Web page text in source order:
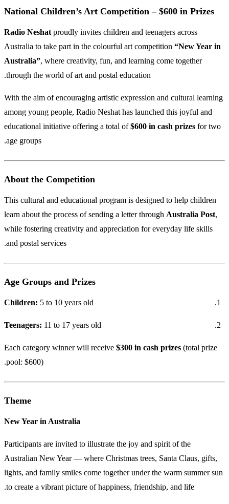
National Children’s Art Competition – $600 in Prizes
Radio Neshat proudly invites children and teenagers across
Australia to take part in the colourful art competition “New Year in
Australia”, where creativity, fun, and learning come together
through the world of art and postal education.
With the aim of encouraging artistic expression and cultural learning
among young people, Radio Neshat has launched this joyful and
educational initiative offering a total of$600 in cash prizes for two
age groups.
About the Competition
This cultural and educational program is designed to help children
learn about the process of sending a letter through Australia Post,
while fostering creativity and appreciation for everyday life skills
and postal services.
Age Groups and Prizes
Children: 5 to 10 years old
Teenagers: 11 to 17 years old
Each category winner will receive $300 in cash prizes (total prize
pool: $600).
Theme
New Year in Australia
Participants are invited to illustrate the joy and spirit of the
Australian New Year — where Christmas trees, Santa Claus, gifts,
lights, and family smiles come together under the warm summer sun
to create a vibrant picture of happiness, friendship, and life.